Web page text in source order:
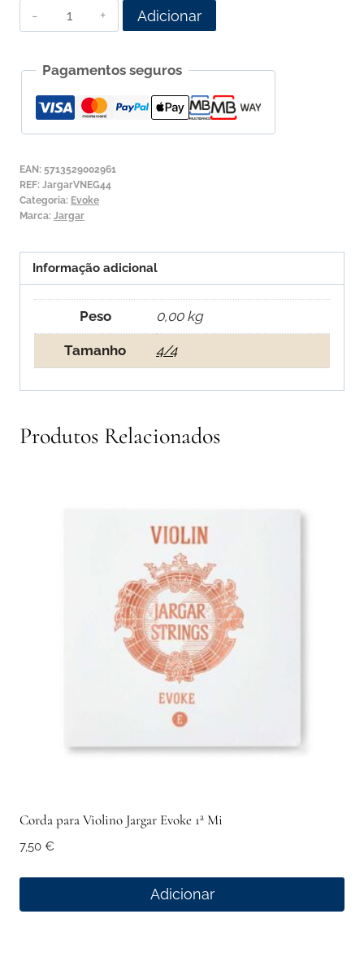
Quantidade
de
para
Violino
Jargar
4ª
Sol
Adicionar
Pagamentos seguros
EAN: 5713529002961
REF: JargarVNEG44
Categoria: Evoke
Marca: Jargar
Informação adicional
Peso 0,00 kg
Tamanho 4/4
Produtos Relacionados
Corda para Violino Jargar Evoke 1ª Mi
7,50 €
Adicionar